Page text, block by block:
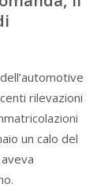
rilevazioni
un calo del